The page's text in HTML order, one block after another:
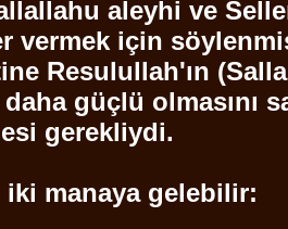
aleyhi ve
vermek için
Resulullah'ın (
güçlü olmasını
gerekliydi.
manaya gelebilir: